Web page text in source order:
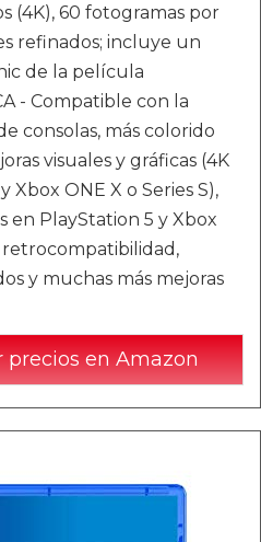
(4K), 60 fotogramas por
refinados; incluye un
de la película
- Compatible con la
consolas, más colorido
visuales y gráficas (4K
Xbox ONE X o Series S),
en PlayStation 5 y Xbox
retrocompatibilidad,
y muchas más mejoras
precios en Amazon